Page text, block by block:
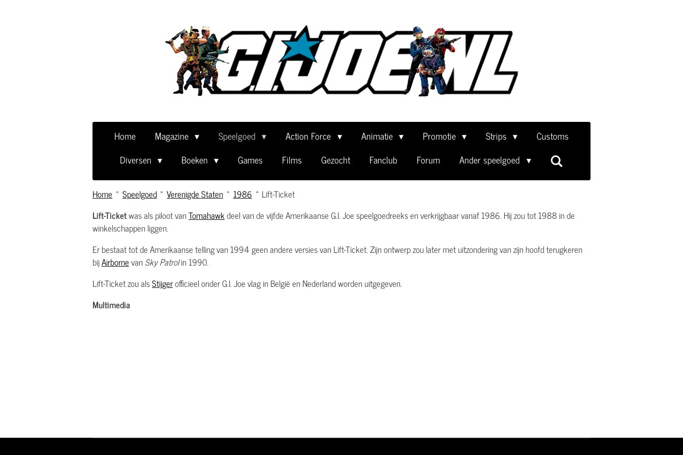
Home Magazine Speelgoed Action Force Animatie Promotie Strips
Customs
Diversen
Boeken Games Films Gezocht Fanclub Forum Ander speelgoed
Home » Speelgoed » Verenigde Staten » 1986 » Lift-Ticket
Lift-Ticketwas als piloot vanTomahawkdeel van de vijfde Amerikaanse G.I. Joe speelgoedreeks en verkrijgbaar vanaf 1986. Hij zou tot 1988 in de
winkelschappen liggen.
Er bestaat tot de Amerikaanse telling van 1994 geen andere versies van Lift-Ticket. Zijn ontwerp zou later met uitzondering van zijn hoofd terugkeren
bijAirbornevanSky Patrolin 1990.
Lift-Ticket zou alsStijgerofficieel onder G.I. Joe vlag in België en Nederland worden uitgegeven.
Multimedia